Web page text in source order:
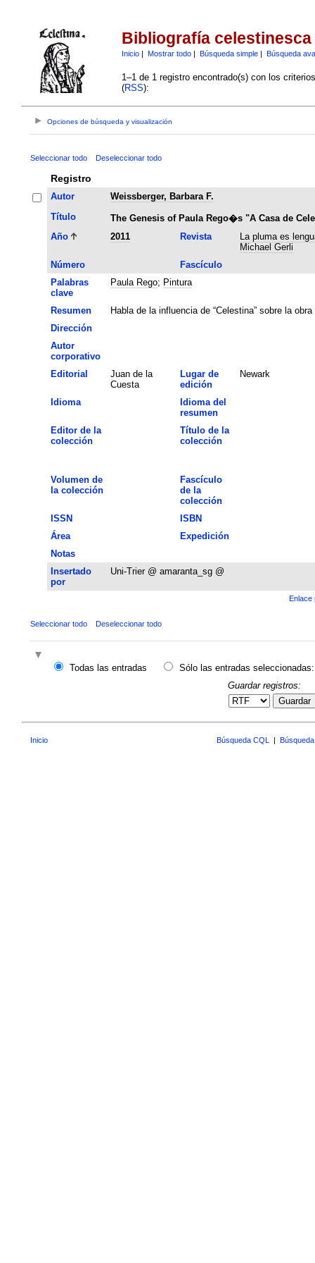
Bibliografía celestinesca
Inicio| Mostrar todo| Búsqueda simple| Búsqueda
1–1 de 1 registro encontrado(s) con los
(RSS):
Opciones de búsqueda y visualización
Seleccionar todo Deseleccionar todo
Registro
Autor
Weissberger, Barbara F.
Título
The Genesis of Paula Rego�s "A Casa de
Año
2011 Revista
La pluma es
Michael Gerli
Número
Fascículo
Palabras
clave
Paula Rego; Pintura
Resumen
Habla de la influencia de “Celestina” sobre la
Dirección
Autor
corporativo
Editorial
Juan de la
Cuesta
Lugar de
edición
Newark
Idioma
Idioma del
resumen
Editor de la
colección
Título de la
colección
Volumen de
la colección
Fascículo
de la
colección
ISSN
ISBN
Área
Expedición
Notas
Insertado
por
Uni-Trier @ amaranta_sg @
Enlace
Seleccionar todo Deseleccionar todo
Todas las entradas
Sólo las entradas seleccionadas:
Guardar registros:
Guardar
Inicio Búsqueda CQL